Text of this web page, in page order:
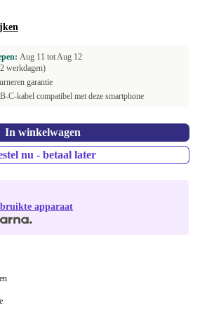
Aug 11 totAug 12
werkdagen)
garantie
C-kabel compatibel met deze smartphone
In winkelwagen
nu - betaal later
apparaat